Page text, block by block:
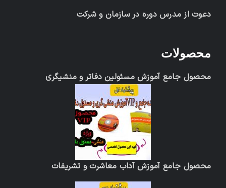
دعوت از مدرس دوره در سازمان و شرکت
محصولات
محصول جامع آموزش مسئولین دفاتر و منشیگری
محصول جامع آموزش آداب معاشرت و تشریفات